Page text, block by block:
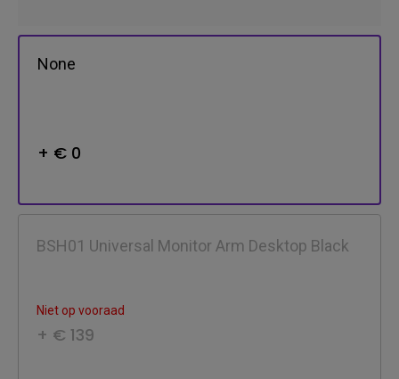
None
+ € 0
BSH01 Universal Monitor Arm Desktop Black
Niet op vooraad
+ € 139